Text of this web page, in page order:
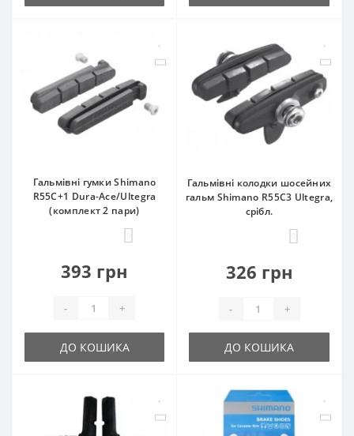
Гальмівні гумки Shimano
R55C+1 Dura-Ace/Ultegra
(комплект 2 пари)
393 грн
- +
ДО КОШИКА
Гальмівні колодки шосейних
гальм Shimano R55C3 Ultegra,
срібл.
326 грн
- +
ДО КОШИКА